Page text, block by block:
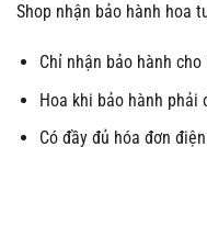
Shop nhận bảo hành hoa
Chỉ nhận bảo hành
Hoa khi bảo hành
Có đầy đủ hóa đơn